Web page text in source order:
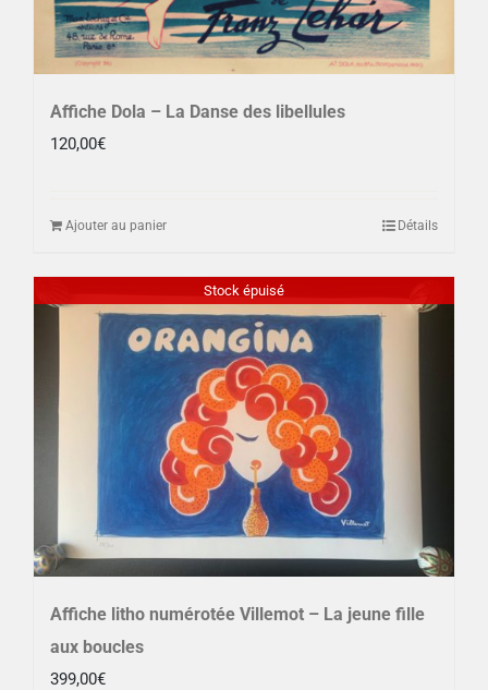
Affiche Dola – La Danse des libellules
120,00€
Ajouter au panier Détails
Stock épuisé
Affiche litho numérotée Villemot – La jeune fille
aux boucles
399,00€